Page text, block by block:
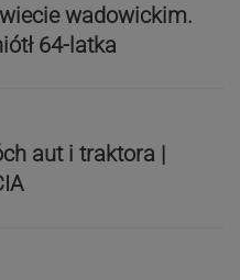
wadowickim.
64-latka
aut i traktora |